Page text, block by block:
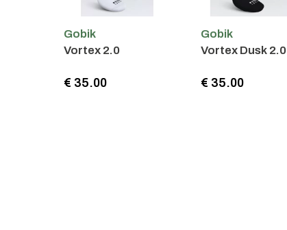
Gobik
Vortex 2.0
€ 35.00
Gobik
Vortex Dusk 2.0
€ 35.00